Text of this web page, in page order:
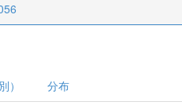
） 分布